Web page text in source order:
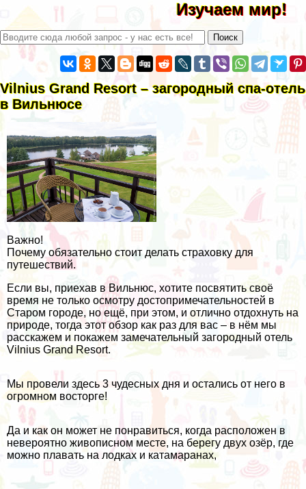
Изучаем мир!
Vilnius Grand Resort – загородный спа-отель
в Вильнюсе
Важно!
Почему обязательно стоит делать страховку для
путешествий.
Если вы, приехав в Вильнюс, хотите посвятить своё
время не только осмотру достопримечательностей в
Старом городе, но ещё, при этом, и отлично отдохнуть на
природе, тогда этот обзор как раз для вас – в нём мы
расскажем и покажем замечательный загородный отель
Vilnius Grand Resort.
Мы провели здесь 3 чудесных дня и остались от него в
огромном восторге!
Да и как он может не понравиться, когда расположен в
невероятно живописном месте, на берегу двух озёр, где
можно плавать на лодках и катамаранах,